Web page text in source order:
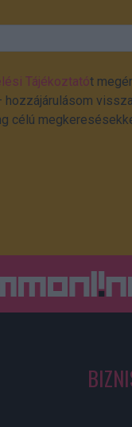
Tájékoztatót
hozzájárulásom
célú